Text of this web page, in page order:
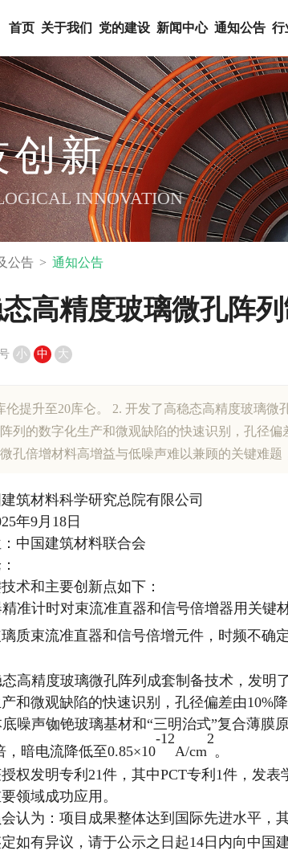
首页 关于我们 党的建设 新闻中心 通知公告 行
创新
INNOVATION
公告 通知公告
高精度玻璃微孔阵
小 中 大
伦提升至20库仑。 2. 开发了高稳态高精度玻璃
列的数字化生产和微观缺陷的快速识别，孔径
孔倍增材料高增益与低噪声难以兼顾的关键难题
建筑材料科学研究总院有限公司
年9月18日
中国建筑材料联合会
：
术和主要创新点如下：
准计时对束流准直器和信号倍增器用关键
质束流准直器和信号倍增元件，时频不确
高精度玻璃微孔阵列成套制备技术，发
和微观缺陷的快速识别，孔径偏差由10%降
噪声铷铯玻璃基材和“三明治式”复合薄
，暗电流降低至0.85×10
-12
A/cm
2
。
权发明专利21件，其中PCT专利1件，发
领域成功应用。
认为：项目成果整体达到国际先进水平，
如有异议，请于公示之日起14日内向中国